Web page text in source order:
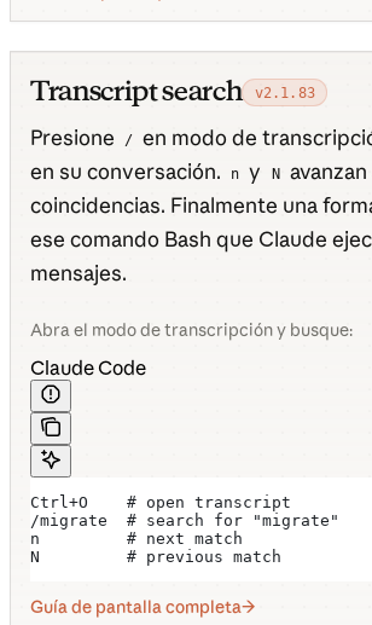
Transcript search v2.1.83
Presione / en modo de
en su conversación.
n y N
coincidencias. Finalmente una
ese comando Bash que Claude
mensajes.
Abra el modo de transcripción y busque:
Claude Code
Ctrl+O    # open transcript
/migrate  # search for "migrate"
n         # next match
N         # previous match
Guía de pantalla completa